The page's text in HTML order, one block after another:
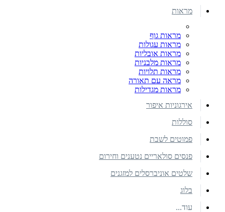
מראות
מראות גוף
מראות עגולות
מראות אובליות
מראות מלבניות
מראות תלויות
מראה עם תאורה
מראות מגדילות
אירגוניות איפור
סוללות
פמוטים לשבת
פנסים סולאריים נטענים וחירום
שלטים אוניברסלים למזגנים
בלוג
עוד...